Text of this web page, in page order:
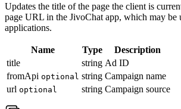
Updates the title of the page the client is
page URL in the JivoChat app, which may be
applications.
Name Type
Description
title
string Ad ID
fromApi optional string Campaign name
url optional string Campaign source